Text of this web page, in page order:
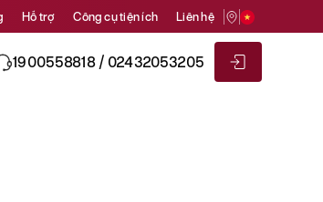
Hỗ trợ Công cụ tiện ích Liên hệ
1900558818 / 02432053205